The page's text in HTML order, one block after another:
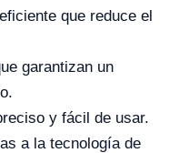
que reduce el
garantizan un
y fácil de usar.
a la tecnología de